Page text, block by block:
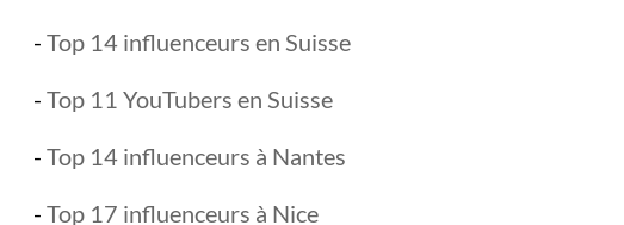
-Top 14 influenceurs en Suisse
-Top 11 YouTubers en Suisse
-Top 14 influenceurs à Nantes
-Top 17 influenceurs à Nice